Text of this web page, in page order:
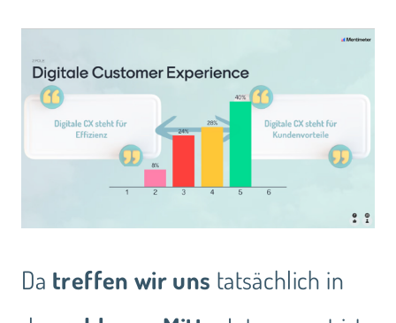
Da treffen wir uns tatsächlich in